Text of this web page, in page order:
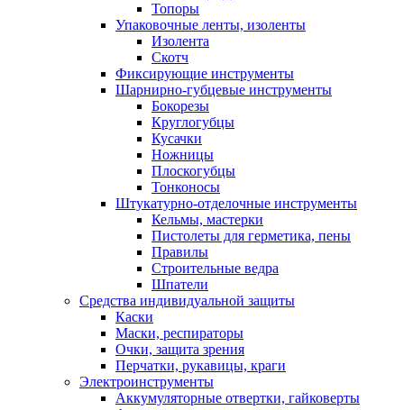
Топоры
Упаковочные ленты, изоленты
Изолента
Скотч
Фиксирующие инструменты
Шарнирно-губцевые инструменты
Бокорезы
Круглогубцы
Кусачки
Ножницы
Плоскогубцы
Тонконосы
Штукатурно-отделочные инструменты
Кельмы, мастерки
Пистолеты для герметика, пены
Правилы
Строительные ведра
Шпатели
Средства индивидуальной защиты
Каски
Маски, респираторы
Очки, защита зрения
Перчатки, рукавицы, краги
Электроинструменты
Аккумуляторные отвертки, гайковерты